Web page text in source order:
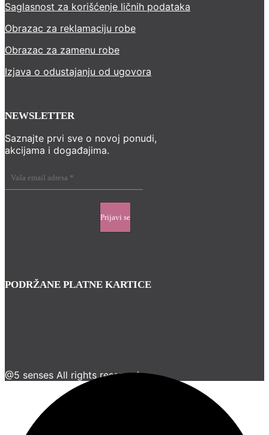
Saglasnost za korišćenje ličnih podataka
Obrazac za reklamaciju robe
Obrazac za zamenu robe
Izjava o odustajanju od ugovora
NEWSLETTER
Saznajte prvi sve o novoj ponudi,
akcijama i događajima.
PODRŽANE PLATNE KARTICE
@5 senses All rights reserved